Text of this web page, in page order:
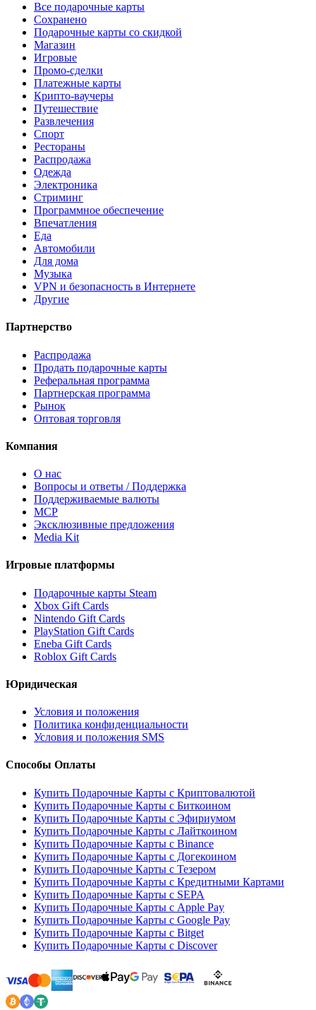
Все подарочные карты
Сохранено
Подарочные карты со скидкой
Магазин
Игровые
Промо-сделки
Платежные карты
Крипто-ваучеры
Путешествие
Развлечения
Спорт
Рестораны
Распродажа
Одежда
Электроника
Стриминг
Программное обеспечение
Впечатления
Еда
Автомобили
Для дома
Музыка
VPN и безопасность в Интернете
Другие
Партнерство
Распродажа
Продать подарочные карты
Реферальная программа
Партнерская программа
Рынок
Оптовая торговля
Компания
О нас
Вопросы и ответы / Поддержка
Поддерживаемые валюты
MCP
Эксклюзивные предложения
Media Kit
Игровые платформы
Подарочные карты Steam
Xbox Gift Cards
Nintendo Gift Cards
PlayStation Gift Cards
Eneba Gift Cards
Roblox Gift Cards
Юридическая
Условия и положения
Политика конфиденциальности
Условия и положения SMS
Способы Оплаты
Купить Подарочные Карты с Криптовалютой
Купить Подарочные Карты с Биткоином
Купить Подарочные Карты с Эфириумом
Купить Подарочные Карты с Лайткоином
Купить Подарочные Карты с Binance
Купить Подарочные Карты с Догекоином
Купить Подарочные Карты с Тезером
Купить Подарочные Карты с Кредитными Картами
Купить Подарочные Карты с SEPA
Купить Подарочные Карты с Apple Pay
Купить Подарочные Карты с Google Pay
Купить Подарочные Карты с Bitget
Купить Подарочные Карты с Discover